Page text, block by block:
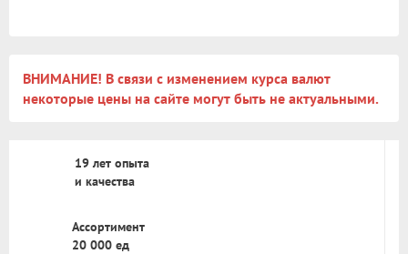
ВНИМАНИЕ! В связи с изменением курса валют
некоторые цены на сайте могут быть не актуальными.
19 лет опыта
и качества
Ассортимент
20 000 ед